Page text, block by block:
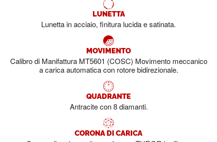
LUNETTA
Lunetta in acciaio, finitura lucida e satinata.
MOVIMENTO
Calibro di Manifattura MT5601 (COSC) Movimento meccanico
a carica automatica con rotore bidirezionale.
QUADRANTE
Antracite con 8 diamanti.
CORONA DI CARICA